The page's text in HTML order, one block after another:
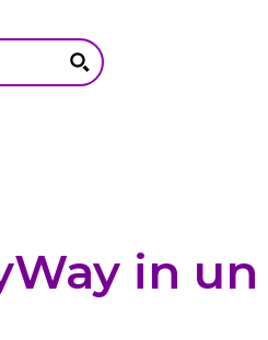
in un